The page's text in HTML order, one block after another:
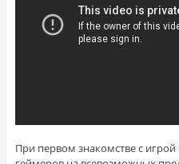
При первом знакомстве с